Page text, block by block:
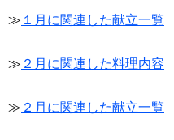
≫ １月に関連した献立一覧
≫ ２月に関連した料理内容
≫ ２月に関連した献立一覧